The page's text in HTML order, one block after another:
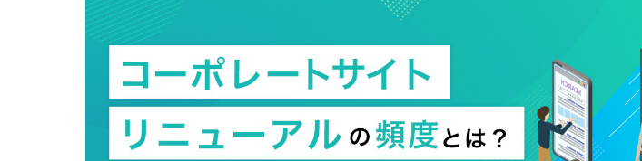
ONTACT
お問い合わせ
ADVICE
無料相談